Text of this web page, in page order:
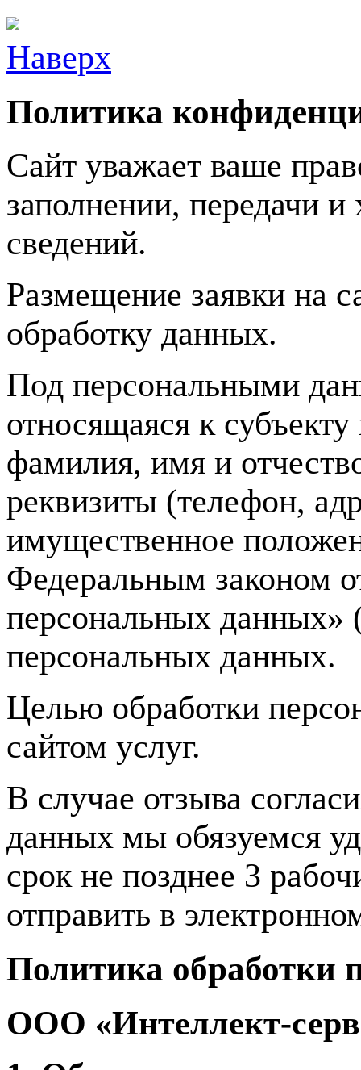
Наверх
Политика
Сайт уважает ваше
заполнении, передачи
сведений.
Размещение заявки на
обработку данных.
Под персональными
относящаяся к
фамилия, имя и
реквизиты (телефон,
имущественное
Федеральным законом
персональных данных»
персональных данных.
Целью обработки
сайтом услуг.
В случае отзыва
данных мы обязуемся
срок не позднее 3
отправить в
Политика обработки
ООО «Интеллект-